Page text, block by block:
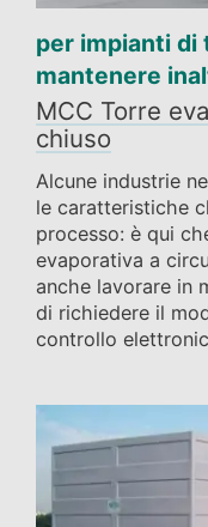
per impianti di
mantenere
MCC Torre
chiuso
Alcune industrie
le caratteristiche
processo: è qui
evaporativa a
anche lavorare in
di richiedere il
controllo